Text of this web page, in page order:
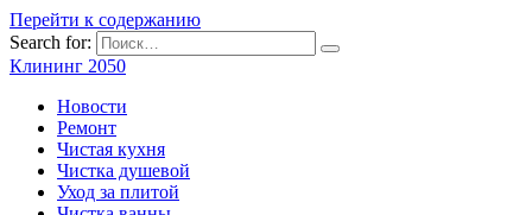
Перейти к содержанию
Search for:
Клининг 2050
Новости
Ремонт
Чистая кухня
Чистка душевой
Уход за плитой